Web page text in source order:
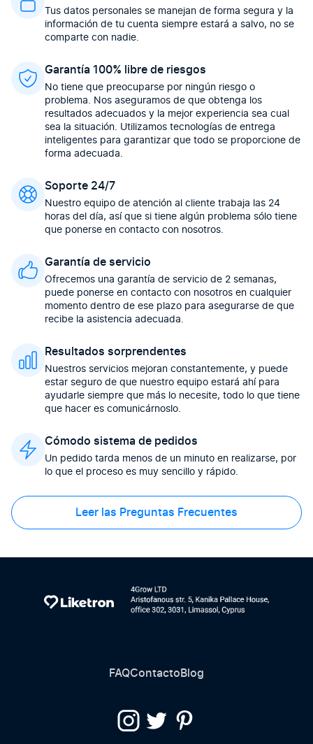
Tus datos personales se manejan de forma segura y la
información de tu cuenta siempre estará a salvo, no se
comparte con nadie.
Garantía 100% libre de riesgos
No tiene que preocuparse por ningún riesgo o
problema. Nos aseguramos de que obtenga los
resultados adecuados y la mejor experiencia sea cual
sea la situación. Utilizamos tecnologías de entrega
inteligentes para garantizar que todo se proporcione de
forma adecuada.
Soporte 24/7
Nuestro equipo de atención al cliente trabaja las 24
horas del día, así que si tiene algún problema sólo tiene
que ponerse en contacto con nosotros.
Garantía de servicio
Ofrecemos una garantía de servicio de 2 semanas,
puede ponerse en contacto con nosotros en cualquier
momento dentro de ese plazo para asegurarse de que
recibe la asistencia adecuada.
Resultados sorprendentes
Nuestros servicios mejoran constantemente, y puede
estar seguro de que nuestro equipo estará ahí para
ayudarle siempre que más lo necesite, todo lo que tiene
que hacer es comunicárnoslo.
Cómodo sistema de pedidos
Un pedido tarda menos de un minuto en realizarse, por
lo que el proceso es muy sencillo y rápido.
Leer las Preguntas Frecuentes
FAQContacto Blog